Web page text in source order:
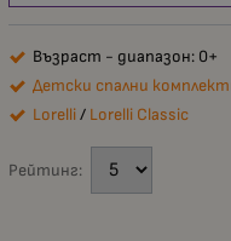
Възраст - диапазон: 0+
Детски спални
Lorelli/ Lorelli Classic
Рейтинг: